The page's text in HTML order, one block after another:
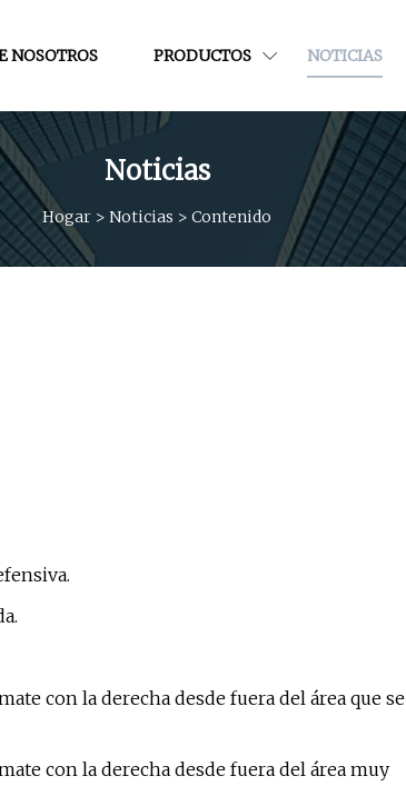
NOSOTROS PRODUCTOS NOTICIAS
Noticias
Hogar > Noticias > Contenido
con la derecha desde fuera del área que se
con la derecha desde fuera del área muy